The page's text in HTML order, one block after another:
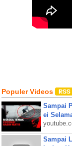
Populer Videos
Sampai
ei
Sampai